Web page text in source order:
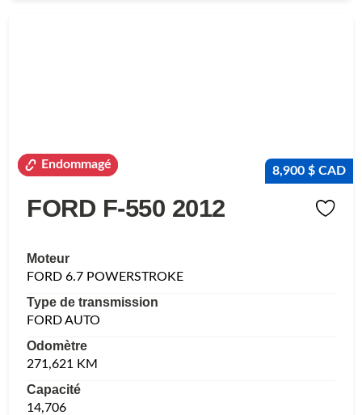
Endommagé 8,900 $ CAD
Endommagé
FORD F-550 2012
Moteur
FORD 6.7 POWERSTROKE
Type de transmission
FORD AUTO
Odomètre
271,621 KM
Capacité
14,706